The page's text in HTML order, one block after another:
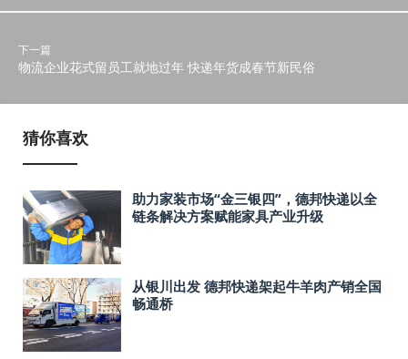
下一篇
物流企业花式留员工就地过年 快递年货成春节新民俗
猜你喜欢
助力家装市场“金三银四”，德邦快递以全
链条解决方案赋能家具产业升级
从银川出发 德邦快递架起牛羊肉产销全国
畅通桥